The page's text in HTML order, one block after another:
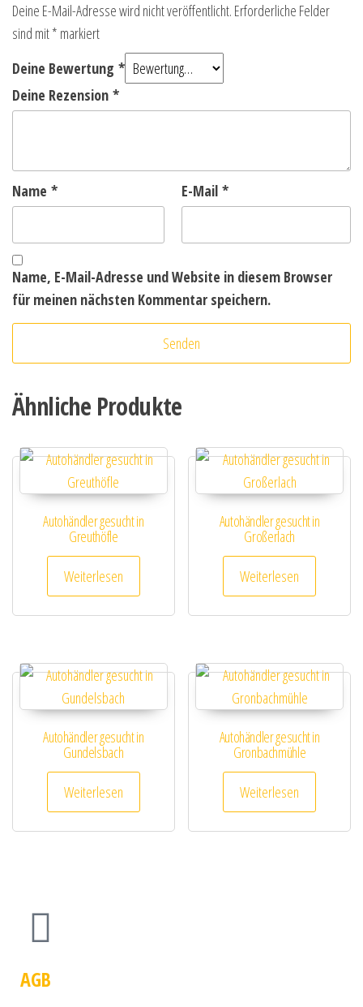
Deine E-Mail-Adresse wird nicht veröffentlicht. Erforderliche Felder
sind mit* markiert
Deine Bewertung *
Deine Rezension *
Name * E-Mail *
Name, E-Mail-Adresse und Website in diesem Browser
für meinen nächsten Kommentar speichern.
Ähnliche Produkte
Autohändler gesucht in
Greuthöfle
Weiterlesen
Autohändler gesucht in
Großerlach
Weiterlesen
Autohändler gesucht in
Gundelsbach
Weiterlesen
Autohändler gesucht in
Gronbachmühle
Weiterlesen
AGB